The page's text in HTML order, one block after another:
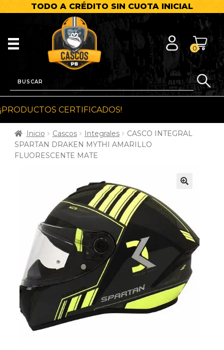
TODO A CRÉDITO SIN CUOTA INICIAL
0
¡PRODUCTOS CERTIFICADOS!
Inicio Cascos Integrales
CASCO INTEGRAL
SPARTAN DRAKEN MYTHI AMARILLO
FLUORESCENTE MATE